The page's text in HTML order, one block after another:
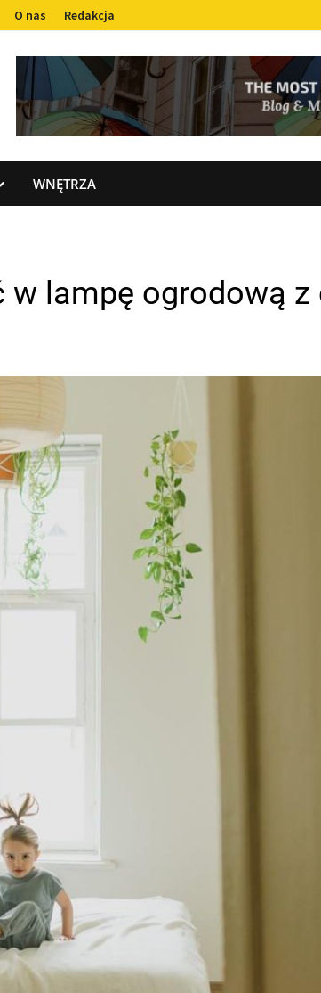
O nas Redakcja
WNĘTRZA
lampę ogrodową